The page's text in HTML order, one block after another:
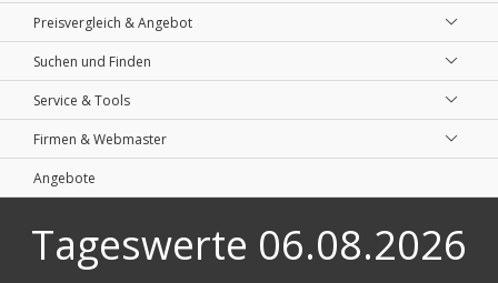
Preisvergleich & Angebot
Suchen und Finden
Service & Tools
Firmen & Webmaster
Angebote
Tageswerte 06.08.2026